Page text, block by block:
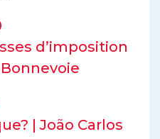
d’imposition
Bonnevoie
| João Carlos